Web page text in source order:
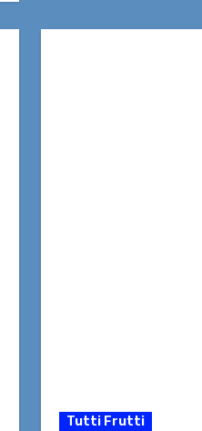
Tutti Frutti